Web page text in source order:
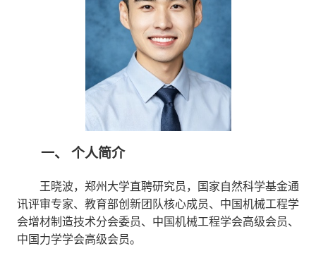
一、 个人简介
王晓波，郑州大学直聘研究员，国家自然科学基金通
讯评审专家、 教育部创新团队核心成员、中国机械工程学
会增材制造技术分会委员、中国机械工程学会高级会员、
中国力学学会高级会员。